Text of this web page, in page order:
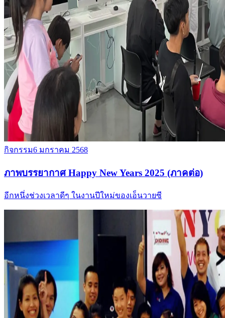
กิจกรรม6 มกราคม 2568
ภาพบรรยากาศ Happy New Years 2025 (ภาคต่อ)
อีกหนึ่งช่วงเวลาดีๆ ในงานปีใหม่ของเอ็นวายซี